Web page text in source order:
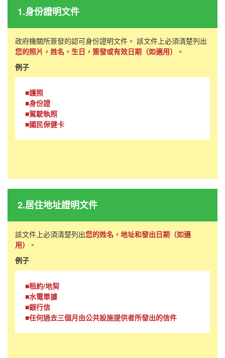
1.身份證明文件
政府機關所簽發的認可身份證明文件。 該文件上必須清楚列出
您的照片，姓名，生日，簽發或有效日期（如適用）
。
例子
■護照
■身份證
■駕駛執照
■國民保健卡
2.居住地址證明文件
該文件上必須清楚列出您的姓名，地址和發出日期（如適
用）
。
例子
■租約/地契
■水電單據
■銀行信
■任何過去三個月由公共設施提供者所發出的信件